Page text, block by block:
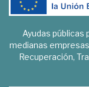
Ayudas públicas
medianas
Recuperación,